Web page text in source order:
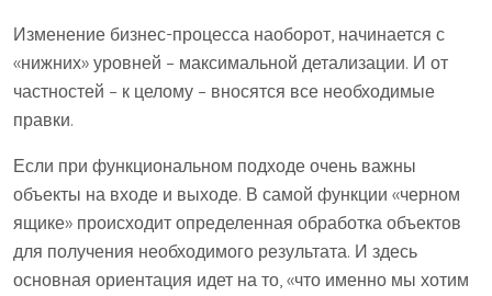
Изменение бизнес-процесса наоборот, начинается с
«нижних» уровней – максимальной детализации. И от
частностей – к целому – вносятся все необходимые
правки.
Если при функциональном подходе очень важны
объекты на входе и выходе. В самой функции «черном
ящике» происходит определенная обработка объектов
для получения необходимого результата. И здесь
основная ориентация идет на то, «что именно мы хотим